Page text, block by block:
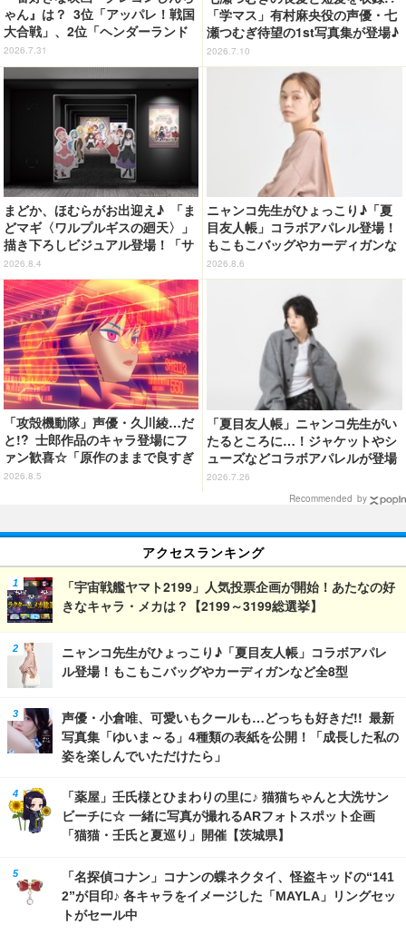
ゃん』は？ 3位「アッパレ！戦国
大合戦」、2位「ヘンダーランド
の大冒険」、1位は…？【『映画
クレヨンしんちゃん 奇々怪々！
オラの妖怪バケ～ション』公開記
2026.7.31
「学マス」有村麻央役の声優・七
瀬つむぎ待望の1st写真集が登場♪
10月30日に発売
2026.7.10
まどか、ほむらがお出迎え♪ 「ま
どマギ〈ワルプルギスの廻天〉」
描き下ろしビジュアル登場！「サ
ンシャインシティプリンスホテ
ル」コラボ開催
2026.8.4
ニャンコ先生がひょっこり♪「夏
目友人帳」コラボアパレル登場！
もこもこバッグやカーディガンな
ど全8型
2026.8.6
「攻殻機動隊」声優・久川綾…だ
と!? 士郎作品のキャラ登場にフ
ァン歓喜☆「原作のままで良すぎ
るな」「脳の処理が追いつかない
2026.8.5
「夏目友人帳」ニャンコ先生がい
たるところに…！ジャケットやシ
ューズなどコラボアパレルが登場
♪
2026.7.26
Recommended by
アクセスランキング
「宇宙戦艦ヤマト2199」人気投票企画が開始！あたなの好
きなキャラ・メカは？【2199～3199総選挙】
ニャンコ先生がひょっこり♪「夏目友人帳」コラボアパレ
ル登場！もこもこバッグやカーディガンなど全8型
声優・小倉唯、可愛いもクールも…どっちも好きだ!! 最新
写真集「ゆいま～る」4種類の表紙を公開！「成長した私の
姿を楽しんでいただけたら」
「薬屋」壬氏様とひまわりの里に♪ 猫猫ちゃんと大洗サン
ビーチに☆ 一緒に写真が撮れるARフォトスポット企画
「猫猫・壬氏と夏巡り」開催【茨城県】
「名探偵コナン」コナンの蝶ネクタイ、怪盗キッドの“141
2”が目印♪ 各キャラをイメージした「MAYLA」リングセッ
トがセール中